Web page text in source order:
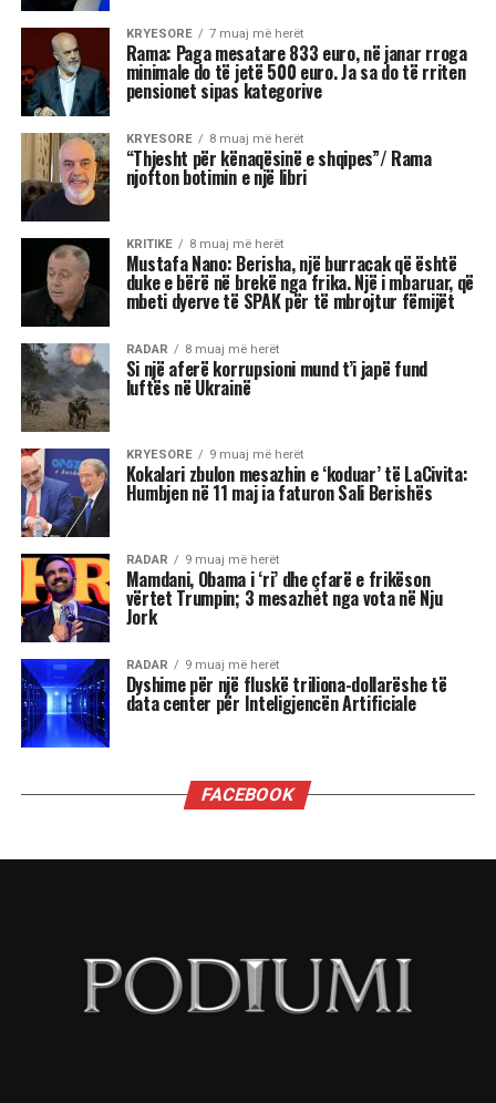
KRYESORE 7 muaj më herët
Rama: Paga mesatare 833 euro, në janar rroga
minimale do të jetë 500 euro. Ja sa do të rriten
pensionet sipas kategorive
KRYESORE 8 muaj më herët
“Thjesht për kënaqësinë e shqipes”/ Rama
njofton botimin e një libri
KRITIKE 8 muaj më herët
Mustafa Nano: Berisha, një burracak që është
duke e bërë në brekë nga frika. Një i mbaruar, që
mbeti dyerve të SPAK për të mbrojtur fëmijët
RADAR 8 muaj më herët
Si një aferë korrupsioni mund t’i japë fund
luftës në Ukrainë
KRYESORE 9 muaj më herët
Kokalari zbulon mesazhin e ‘koduar’ të LaCivita:
Humbjen në 11 maj ia faturon Sali Berishës
RADAR 9 muaj më herët
Mamdani, Obama i ‘ri’ dhe çfarë e frikëson
vërtet Trumpin; 3 mesazhet nga vota në Nju
Jork
RADAR 9 muaj më herët
Dyshime për një fluskë triliona-dollarëshe të
data center për Inteligjencën Artificiale
FACEBOOK